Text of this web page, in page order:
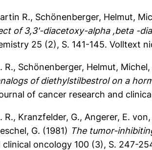
R., Schönenberger, Helmut,
of 3,3'-diacetoxy-alpha ,beta -
25 (2), S. 141-145. Volltext
R., Schönenberger, Helmut, Michel,
of diethylstilbestrol on a
of cancer research and
R., Kranzfelder, G., Angerer, E. von
G. (1981) The tumor-
clinical oncology 100 (3), S. 247-